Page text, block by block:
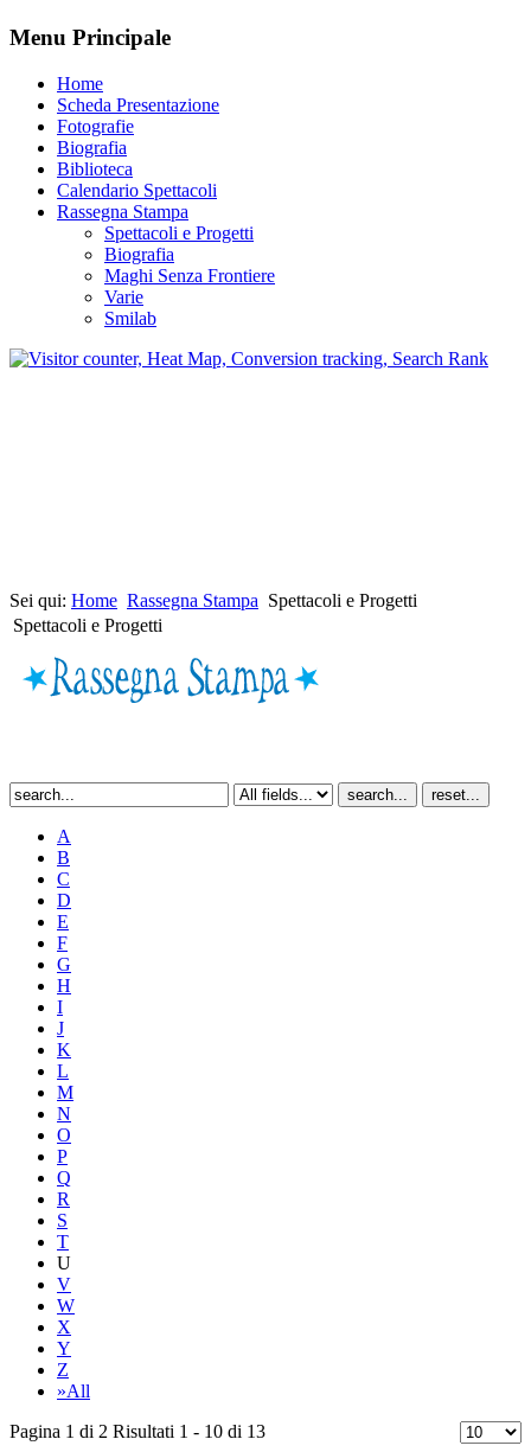
Menu Principale
Home
Scheda Presentazione
Fotografie
Biografia
Biblioteca
Calendario Spettacoli
Rassegna Stampa
Spettacoli e Progetti
Biografia
Maghi Senza Frontiere
Varie
Smilab
Sei qui: Home Rassegna Stampa Spettacoli e Progetti
Spettacoli e Progetti
A
B
C
D
E
F
G
H
I
J
K
L
M
N
O
P
Q
R
S
T
U
V
W
X
Y
Z
»All
Pagina 1 di 2 Risultati 1 - 10 di 13